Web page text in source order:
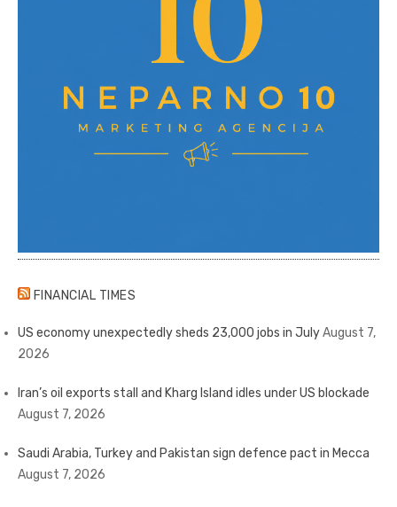
FINANCIAL TIMES
US economy unexpectedly sheds 23,000 jobs in JulyAugust 7,
2026
Iran’s oil exports stall and Kharg Island idles under US blockade
August 7, 2026
Saudi Arabia, Turkey and Pakistan sign defence pact in Mecca
August 7, 2026